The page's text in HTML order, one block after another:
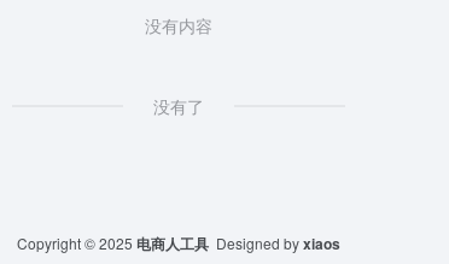
没有内容
没有了
Copyright © 2025 电商人工具 Designed byxiaos